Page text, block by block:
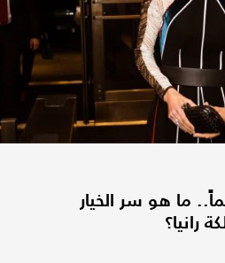
ما هو سر الخيار
رانيا؟